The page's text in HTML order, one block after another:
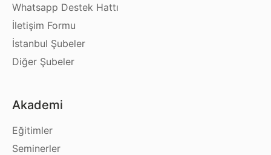
Whatsapp Destek Hattı
İletişim Formu
İstanbul Şubeler
Diğer Şubeler
Akademi
Eğitimler
Seminerler